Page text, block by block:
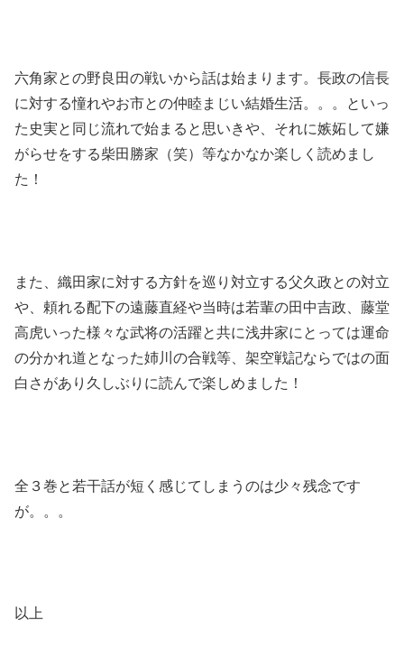
六角家との野良田の戦いから話は始まります。長政の信長
に対する憧れやお市との仲睦まじい結婚生活。。。といっ
た史実と同じ流れで始まると思いきや、それに嫉妬して嫌
がらせをする柴田勝家（笑）等なかなか楽しく読めまし
た！
また、織田家に対する方針を巡り対立する父久政との対立
や、頼れる配下の遠藤直経や当時は若輩の田中吉政、藤堂
高虎いった様々な武将の活躍と共に浅井家にとっては運命
の分かれ道となった姉川の合戦等、架空戦記ならではの面
白さがあり久しぶりに読んで楽しめました！
全３巻と若干話が短く感じてしまうのは少々残念です
が。。。
以上